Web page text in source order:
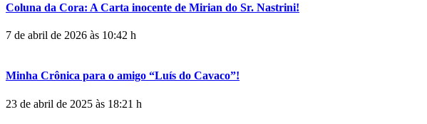
Coluna da Cora: A Carta inocente de Mirian do Sr. Nastrini!
7 de abril de 2026 às 10:42 h
Minha Crônica para o amigo “Luís do Cavaco”!
23 de abril de 2025 às 18:21 h